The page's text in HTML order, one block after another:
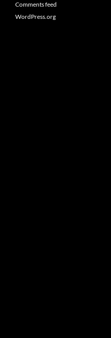
Comments feed
WordPress.org